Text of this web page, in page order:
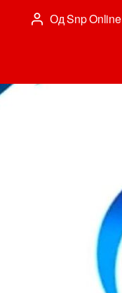
Аутор
ОдSnp Online